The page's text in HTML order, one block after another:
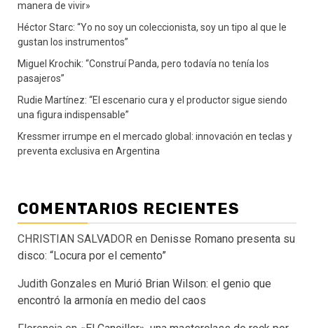
manera de vivir»
Héctor Starc: “Yo no soy un coleccionista, soy un tipo al que le
gustan los instrumentos”
Miguel Krochik: “Construí Panda, pero todavía no tenía los
pasajeros”
Rudie Martínez: “El escenario cura y el productor sigue siendo
una figura indispensable”
Kressmer irrumpe en el mercado global: innovación en teclas y
preventa exclusiva en Argentina
COMENTARIOS RECIENTES
CHRISTIAN SALVADOR en Denisse Romano presenta su
disco: “Locura por el cemento”
Judith Gonzales en Murió Brian Wilson: el genio que
encontró la armonía en medio del caos